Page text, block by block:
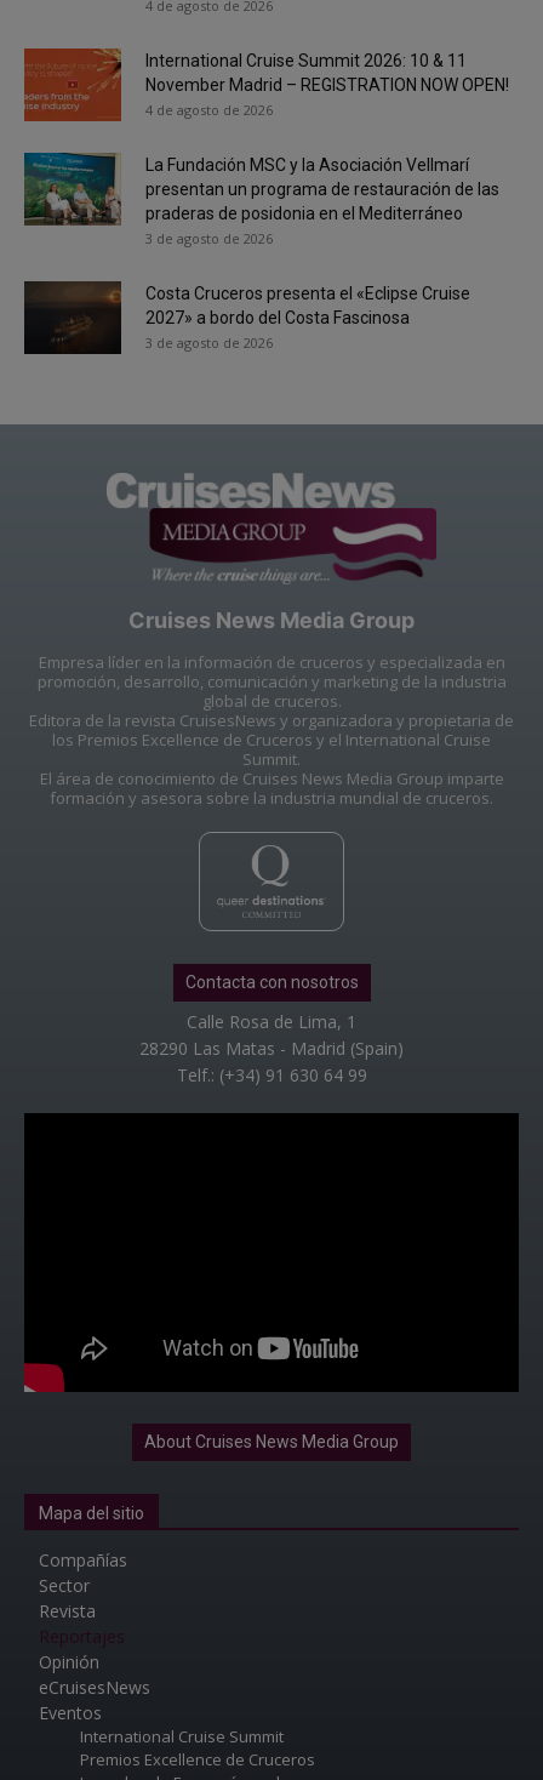
4 de agosto de 2026
International Cruise Summit 2026: 10 & 11
November Madrid – REGISTRATION NOW OPEN!
4 de agosto de 2026
La Fundación MSC y la Asociación Vellmarí
presentan un programa de restauración de las
praderas de posidonia en el Mediterráneo
3 de agosto de 2026
Costa Cruceros presenta el «Eclipse Cruise
2027» a bordo del Costa Fascinosa
3 de agosto de 2026
Cruises News Media Group
Empresa líder en la información de cruceros y especializada en
promoción, desarrollo, comunicación y marketing de la industria
global de cruceros.
Editora de la revista CruisesNews y organizadora y propietaria de
los Premios Excellence de Cruceros y el International Cruise
Summit.
El área de conocimiento de Cruises News Media Group imparte
formación y asesora sobre la industria mundial de cruceros.
Contacta con nosotros
Calle Rosa de Lima, 1
28290 Las Matas - Madrid (Spain)
Telf.: (+34) 91 630 64 99
About Cruises News Media Group
Mapa del sitio
Compañías
Sector
Revista
Reportajes
Opinión
eCruisesNews
Eventos
International Cruise Summit
Premios Excellence de Cruceros